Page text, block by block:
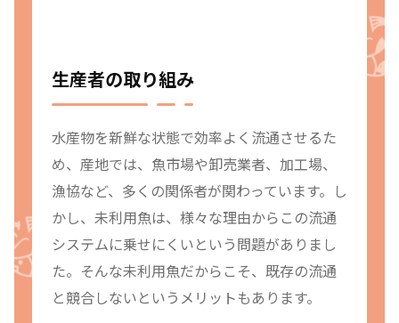
生産者の取り組み
水産物を新鮮な状態で効率よく流通させるた
め、産地では、魚市場や卸売業者、加工場、
漁協など、多くの関係者が関わっています。し
かし、未利用魚は、様々な理由からこの流通
システムに乗せにくいという問題がありまし
た。そんな未利用魚だからこそ、既存の流通
と競合しないというメリットもあります。